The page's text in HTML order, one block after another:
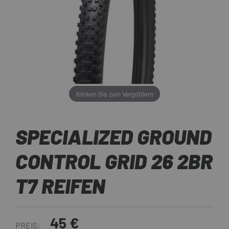
Klicken Sie zum Vergrößern
SPECIALIZED GROUND
CONTROL GRID 26 2BR
T7 REIFEN
PREIS: 45 €